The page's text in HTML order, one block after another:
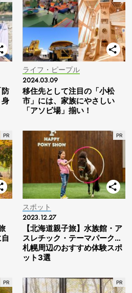
ライフ・ピープル
2024.03.09
移住先として注目の「小松
市」には、家族にやさしい
「アソビ場」揃い！
スポット
2023.12.27
【北海道親子旅】水族館・ア
スレチック・テーマパーク…
札幌周辺のおすすめ体験スポ
ット3選